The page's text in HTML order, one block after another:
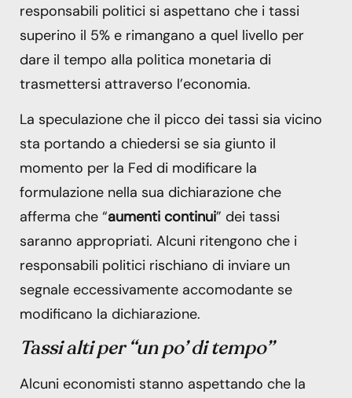
responsabili politici si aspettano che i tassi
superino il 5% e rimangano a quel livello per
dare il tempo alla politica monetaria di
trasmettersi attraverso l’economia.
La speculazione che il picco dei tassi sia vicino
sta portando a chiedersi se sia giunto il
momento per la Fed di modificare la
formulazione nella sua dichiarazione che
afferma che “aumenti continui” dei tassi
saranno appropriati. Alcuni ritengono che i
responsabili politici rischiano di inviare un
segnale eccessivamente accomodante se
modificano la dichiarazione.
Tassi alti per “un po’ di tempo”
Alcuni economisti stanno aspettando che la